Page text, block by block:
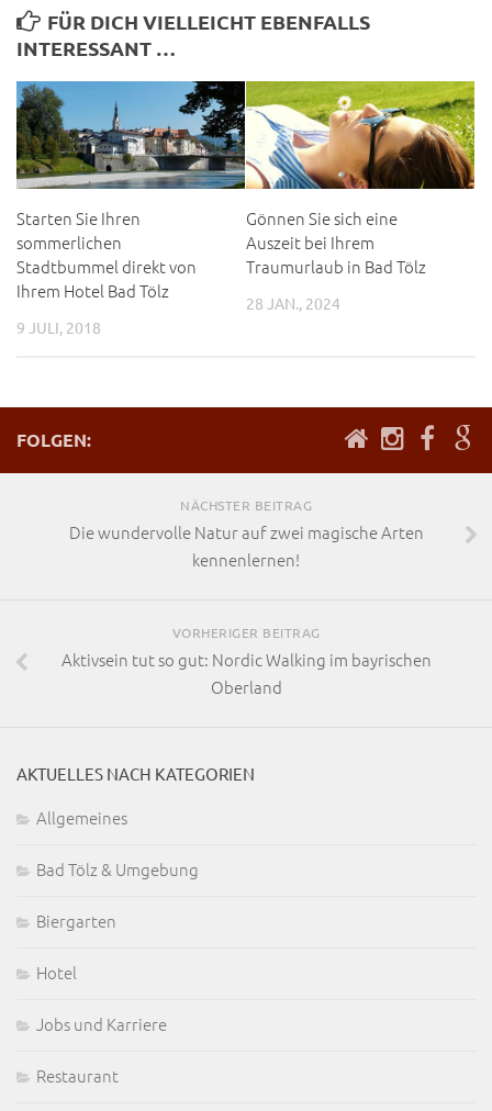
FÜR DICH VIELLEICHT EBENFALLS
INTERESSANT …
Starten Sie Ihren
sommerlichen
Stadtbummel direkt von
Ihrem Hotel Bad Tölz
9 JULI, 2018
Gönnen Sie sich eine
Auszeit bei Ihrem
Traumurlaub in Bad Tölz
28 JAN., 2024
FOLGEN:
NÄCHSTER BEITRAG
Die wundervolle Natur auf zwei magische Arten
kennenlernen!
VORHERIGER BEITRAG
Aktivsein tut so gut: Nordic Walking im bayrischen
Oberland
AKTUELLES NACH KATEGORIEN
Allgemeines
Bad Tölz & Umgebung
Biergarten
Hotel
Jobs und Karriere
Restaurant